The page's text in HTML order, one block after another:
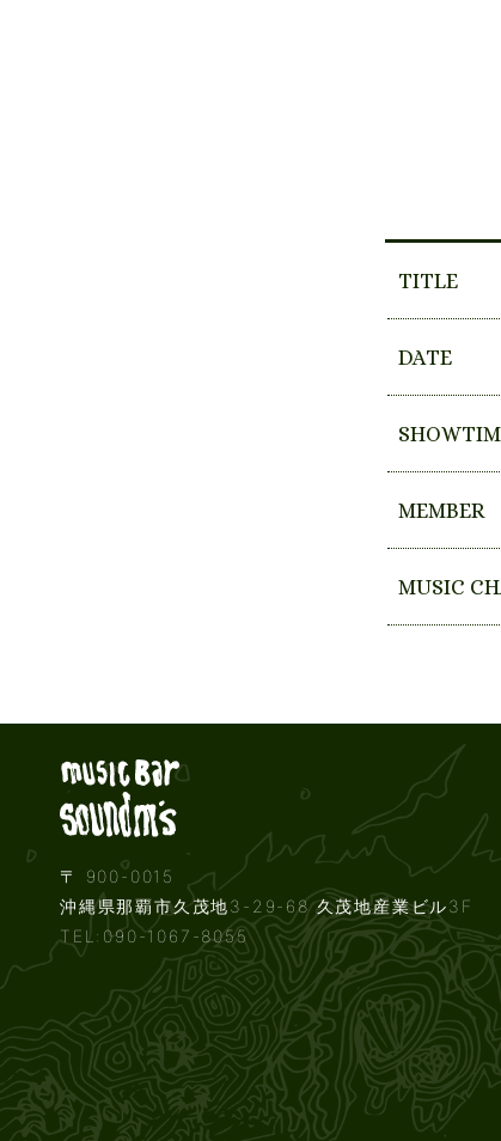
TITLE
DATE
MEMBER
MUSIC
Live music
〒 900-0015
沖縄県那覇市久茂地3-29-68 久茂地産業ビル3F
TEL:090-1067-8055